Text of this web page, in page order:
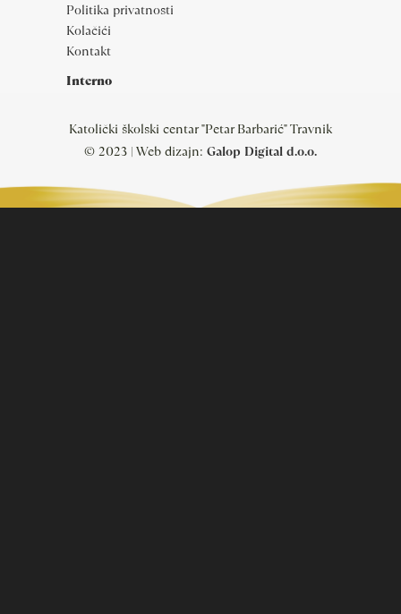
Politika privatnosti
Kolačići
Kontakt
Interno
Katolički školski centar "Petar Barbarić" Travnik
© 2023 | Web dizajn: Galop Digital d.o.o.